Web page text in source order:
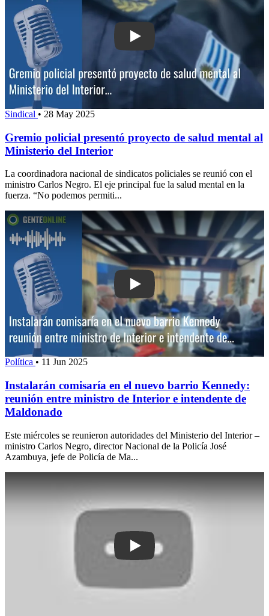
Play: Gremio policial presentó
Sindical • 28 May 2025
Gremio policial presentó proyecto de salud mental al
Ministerio del Interior
La coordinadora nacional de sindicatos policiales se reunió con el
ministro Carlos Negro. El eje principal fue la salud mental en la
fuerza. “No podemos permiti...
Play: Instalarán comisaría en el
Política • 11 Jun 2025
Instalarán comisaría en el nuevo barrio Kennedy:
reunión entre ministro de Interior e intendente de
Maldonado
Este miércoles se reunieron autoridades del Ministerio del Interior –
ministro Carlos Negro, director Nacional de la Policía José
Azambuya, jefe de Policía de Ma...
Play: “Me preocupa que desmantelen